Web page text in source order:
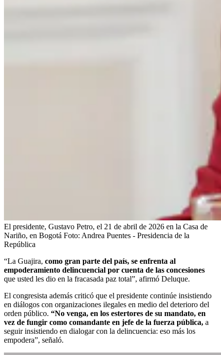
El presidente, Gustavo Petro, el 21 de abril de 2026 en la Casa de
Nariño, en Bogotá Foto: Andrea Puentes - Presidencia de la
República
“La Guajira, como gran parte del país, se enfrenta al
empoderamiento delincuencial por cuenta de las concesiones
que usted les dio en la fracasada paz total”, afirmó Deluque.
El congresista además criticó que el presidente continúe insistiendo
en diálogos con organizaciones ilegales en medio del deterioro del
orden público. “No venga, en los estertores de su mandato, en
vez de fungir como comandante en jefe de la fuerza pública, a
seguir insistiendo en dialogar con la delincuencia: eso más los
empodera”, señaló.